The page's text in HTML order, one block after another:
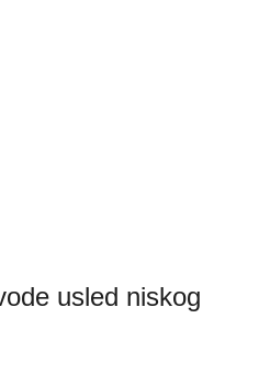
usled niskog